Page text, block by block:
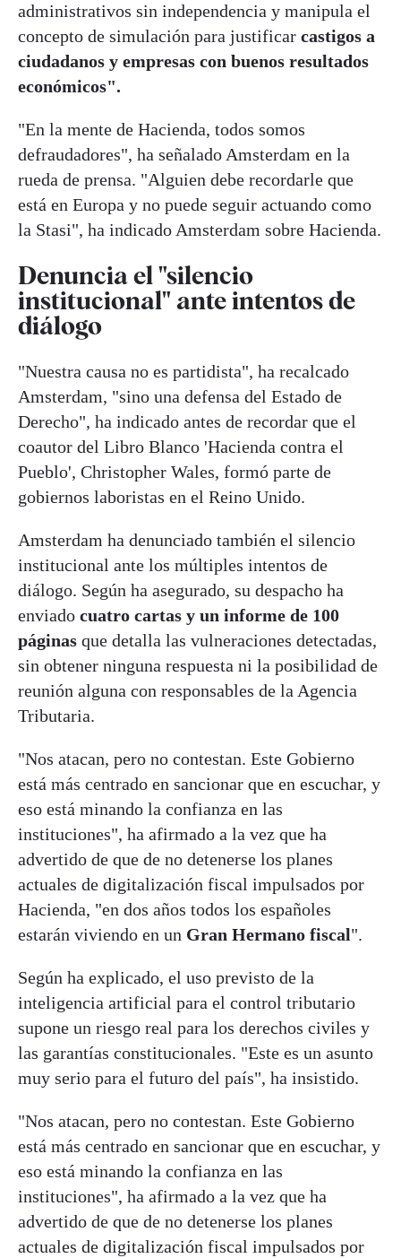
administrativos sin independencia y manipula el
concepto de simulación para justificar castigos a
ciudadanos y empresas con buenos resultados
económicos".
"En la mente de Hacienda, todos somos
defraudadores", ha señalado Amsterdam en la
rueda de prensa. "Alguien debe recordarle que
está en Europa y no puede seguir actuando como
la Stasi", ha indicado Amsterdam sobre Hacienda.
Denuncia el "silencio
institucional" ante intentos de
diálogo
"Nuestra causa no es partidista", ha recalcado
Amsterdam, "sino una defensa del Estado de
Derecho", ha indicado antes de recordar que el
coautor del Libro Blanco 'Hacienda contra el
Pueblo', Christopher Wales, formó parte de
gobiernos laboristas en el Reino Unido.
Amsterdam ha denunciado también el silencio
institucional ante los múltiples intentos de
diálogo. Según ha asegurado, su despacho ha
enviado cuatro cartas y un informe de 100
páginas que detalla las vulneraciones detectadas,
sin obtener ninguna respuesta ni la posibilidad de
reunión alguna con responsables de la Agencia
Tributaria.
"Nos atacan, pero no contestan. Este Gobierno
está más centrado en sancionar que en escuchar, y
eso está minando la confianza en las
instituciones", ha afirmado a la vez que ha
advertido de que de no detenerse los planes
actuales de digitalización fiscal impulsados por
Hacienda, "en dos años todos los españoles
estarán viviendo en un Gran Hermano fiscal".
Según ha explicado, el uso previsto de la
inteligencia artificial para el control tributario
supone un riesgo real para los derechos civiles y
las garantías constitucionales. "Este es un asunto
muy serio para el futuro del país", ha insistido.
"Nos atacan, pero no contestan. Este Gobierno
está más centrado en sancionar que en escuchar, y
eso está minando la confianza en las
instituciones", ha afirmado a la vez que ha
advertido de que de no detenerse los planes
actuales de digitalización fiscal impulsados por